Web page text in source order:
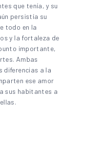
que tenía, y su
persistía su
todo en la
y la fortaleza de
importante,
Ambas
diferencias a la
ese amor
sus habitantes a